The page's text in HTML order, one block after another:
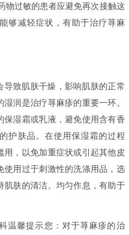
物过敏的患者应避免再次接触这
够减轻症状，有助于治疗荨麻
导致肌肤干燥，影响肌肤的正常
润是治疗荨麻疹的重要一环。
保湿霜或乳液，避免使用含有香
护肤品。在使用保湿霜的过程
用，以免加重症状或引起其他皮
使用过于刺激性的洗涤用品，选
肌肤的清洁。均匀作息，有助于
温馨提示您：对于荨麻疹的治